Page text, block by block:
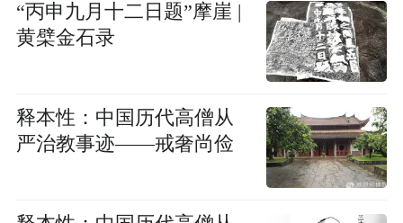
“丙申九月十二日题”摩崖 |
黄檗金石录
释本性：中国历代高僧从
严治教事迹——戒奢尚俭